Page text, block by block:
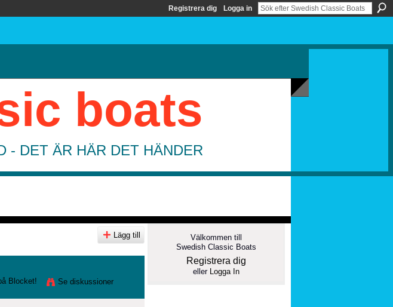
Registrera dig Logga in
boats
- DET ÄR HÄR DET HÄNDER
Lägg till
Blocket! Se diskussioner
Välkommen till
Swedish Classic Boats
Registrera dig
eller Logga In